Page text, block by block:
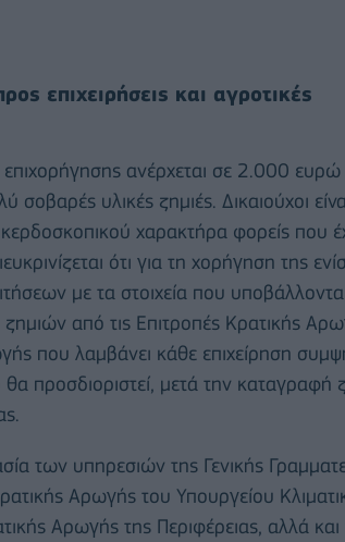
επιχειρήσεις και αγροτικές
ανέρχεται σε 2.000 ευρώ
υλικές ζημιές. Δικαιούχοι
κερδοσκοπικού χαρακτήρα φορείς που
ότι για τη χορήγηση της
με τα στοιχεία που
ζημιών από τις Επιτροπές Κρατικής
που λαμβάνει κάθε επιχείρηση
προσδιοριστεί, μετά την καταγραφή
των υπηρεσιών της Γενικής
Αρωγής του Υπουργείου
Αρωγής της Περιφέρειας, αλλά